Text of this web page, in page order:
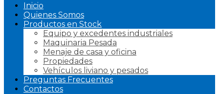
Inicio
Quienes Somos
Productos en Stock
Equipo y excedentes industriales
Maquinaria Pesada
Menaje de casa y oficina
Propiedades
Vehículos liviano y pesados
Preguntas Frecuentes
Contactos